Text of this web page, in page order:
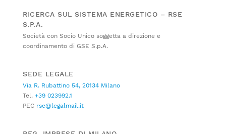
RICERCA SUL SISTEMA ENERGETICO – RSE
S.P.A.
Società con Socio Unico soggetta a direzione e
coordinamento di GSE S.p.A.
SEDE LEGALE
Via R. Rubattino 54, 20134 Milano
Tel. +39 023992.1
PEC rse@legalmail.it